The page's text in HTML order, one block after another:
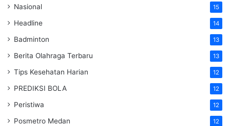
Nasional 15
Headline 14
Badminton 13
Berita Olahraga Terbaru 13
Tips Kesehatan Harian 12
PREDIKSI BOLA 12
Peristiwa 12
Posmetro Medan 12